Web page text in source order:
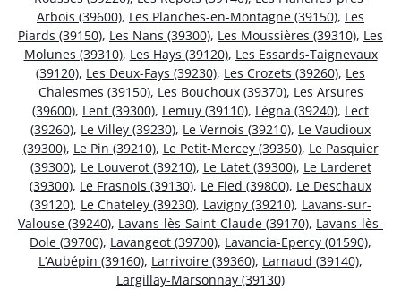
Arbois (39600), Les Planches-en-Montagne (39150), Les
Piards (39150), Les Nans (39300), Les Moussières (39310), Les
Molunes (39310), Les Hays (39120), Les Essards-Taignevaux
(39120), Les Deux-Fays (39230), Les Crozets (39260), Les
Chalesmes (39150), Les Bouchoux (39370), Les Arsures
(39600), Lent (39300), Lemuy (39110), Légna (39240), Lect
(39260), Le Villey (39230), Le Vernois (39210), Le Vaudioux
(39300), Le Pin (39210), Le Petit-Mercey (39350), Le Pasquier
(39300), Le Louverot (39210), Le Latet (39300), Le Larderet
(39300), Le Frasnois (39130), Le Fied (39800), Le Deschaux
(39120), Le Chateley (39230), Lavigny (39210), Lavans-sur-
Valouse (39240), Lavans-lès-Saint-Claude (39170), Lavans-lès-
Dole (39700), Lavangeot (39700), Lavancia-Epercy (01590),
L’Aubépin (39160), Larrivoire (39360), Larnaud (39140),
Largillay-Marsonnay (39130)